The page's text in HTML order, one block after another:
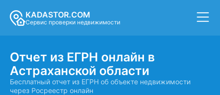
KADASTOR.COM
Сервис проверки недвижимости
Отчет из ЕГРН онлайн в
Астраханской области
Бесплатный отчет из ЕГРН об объекте недвижимости
через Росреестр онлайн